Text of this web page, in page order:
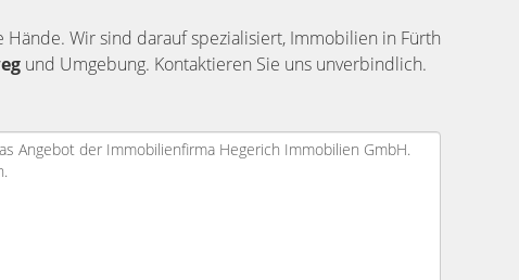
Wir sind darauf spezialisiert, Immobilien in Fürth
und Umgebung. Kontaktieren Sie uns unverbindlich.